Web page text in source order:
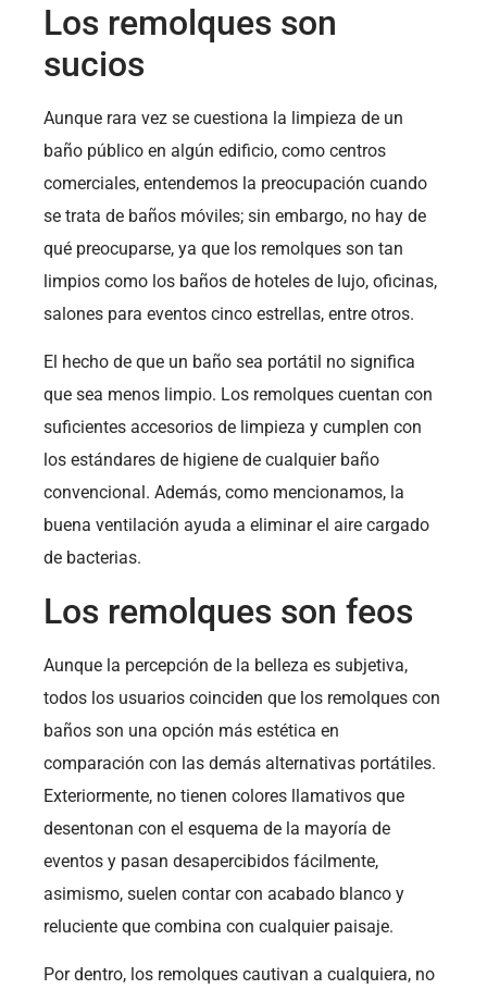
Los remolques son
sucios
Aunque rara vez se cuestiona la limpieza de un
baño público en algún edificio, como centros
comerciales, entendemos la preocupación cuando
se trata de baños móviles; sin embargo, no hay de
qué preocuparse, ya que los remolques son tan
limpios como los baños de hoteles de lujo, oficinas,
salones para eventos cinco estrellas, entre otros.
El hecho de que un baño sea portátil no significa
que sea menos limpio. Los remolques cuentan con
suficientes accesorios de limpieza y cumplen con
los estándares de higiene de cualquier baño
convencional. Además, como mencionamos, la
buena ventilación ayuda a eliminar el aire cargado
de bacterias.
Los remolques son feos
Aunque la percepción de la belleza es subjetiva,
todos los usuarios coinciden que los remolques con
baños son una opción más estética en
comparación con las demás alternativas portátiles.
Exteriormente, no tienen colores llamativos que
desentonan con el esquema de la mayoría de
eventos y pasan desapercibidos fácilmente,
asimismo, suelen contar con acabado blanco y
reluciente que combina con cualquier paisaje.
Por dentro, los remolques cautivan a cualquiera, no